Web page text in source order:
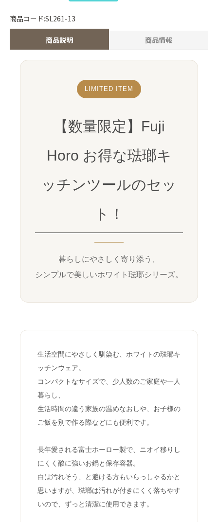
商品説明 商品情報
LIMITED ITEM
【数量限定】Fuji
Horo お得な琺瑯キ
ッチンツールのセッ
ト！
暮らしにやさしく寄り添う、
シンプルで美しいホワイト琺瑯シリーズ。
生活空間にやさしく馴染む、ホワイトの琺瑯キ
ッチンウェア。
コンパクトなサイズで、少人数のご家庭や一人
暮らし、
生活時間の違う家族の温めなおしや、お子様の
ご飯を別で作る際などにも便利です。
長年愛される富士ホーロー製で、ニオイ移りし
にくく酸に強いお鍋と保存容器。
白は汚れそう、と避ける方もいらっしゃるかと
思いますが、琺瑯は汚れが付きにくく落ちやす
いので、ずっと清潔に使用できます。
商品コード:SL261-13